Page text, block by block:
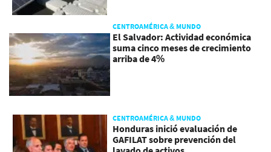
CENTROAMÉRICA & MUNDO
El Salvador: Actividad económica
suma cinco meses de crecimiento
arriba de 4%
CENTROAMÉRICA & MUNDO
Honduras inició evaluación de
GAFILAT sobre prevención del